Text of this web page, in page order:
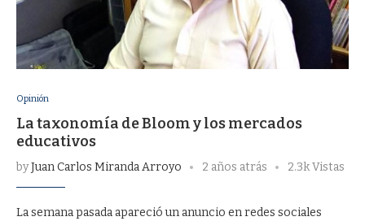
Opinión
La taxonomía de Bloom y los mercados
educativos
byJuan Carlos Miranda Arroyo 2 años atrás 2.3k Vistas
La semana pasada apareció un anuncio en redes sociales